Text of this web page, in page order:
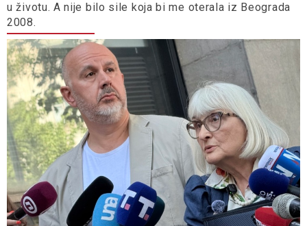
u životu. A nije bilo sile koja bi me oterala iz Beograda
2008.